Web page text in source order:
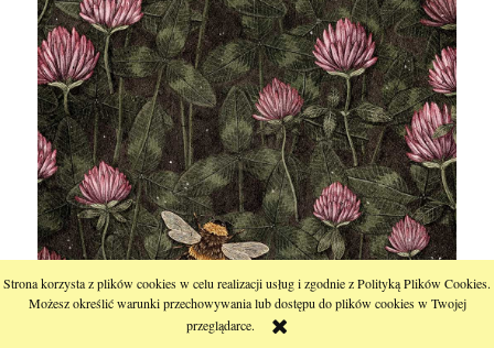
Strona korzysta z plików cookies w celu realizacji usług i zgodnie z Polityką Plików Cookies.
Możesz określić warunki przechowywania lub dostępu do plików cookies w Twojej
przeglądarce.